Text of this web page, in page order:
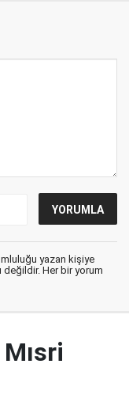
yazan kişiye
değildir. Her bir yorum